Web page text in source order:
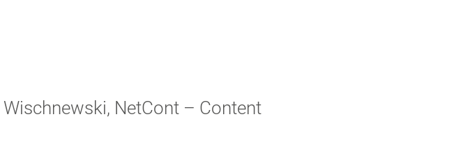
NetCont – Content